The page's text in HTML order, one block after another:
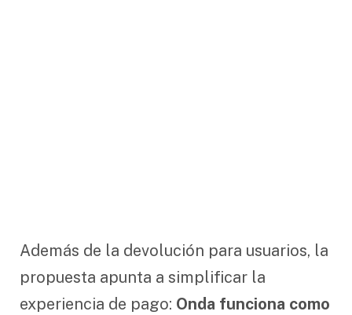
Además de la devolución para usuarios, la
propuesta apunta a simplificar la
experiencia de pago: Onda funciona como